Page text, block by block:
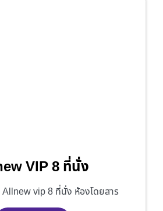
VIP 8 ที่นั่ง
Allnew vip 8 ที่นั่ง ห้องโดยสาร